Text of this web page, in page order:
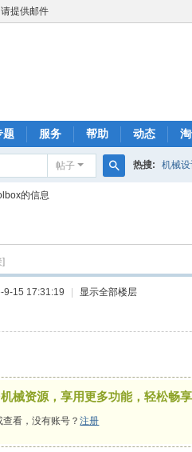
提供邮件
题 服务 帮助 动态
帖子 热搜: 机械
的信息
]
9-15 17:31:19 显示全部楼层
械资源，享用更多功能，轻松畅
查看，没有账号？注册